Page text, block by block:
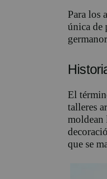
Para los
única de
El
talleres
moldean
que se